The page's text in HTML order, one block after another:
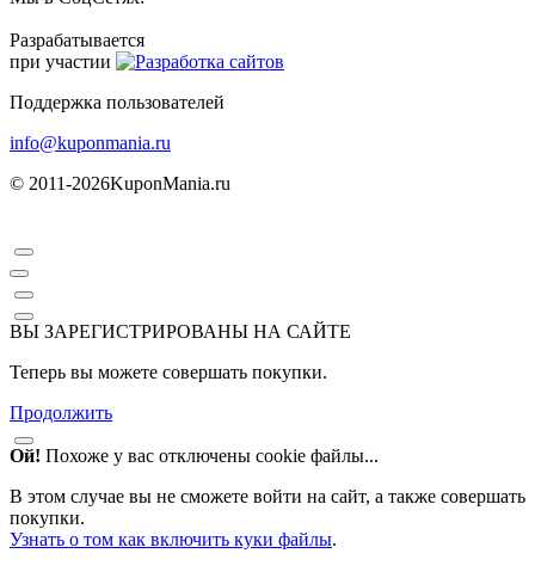
Разрабатывается
при участии
Поддержка пользователей
info@kuponmania.ru
© 2011-2026KuponMania.ru
ВЫ ЗАРЕГИСТРИРОВАНЫ НА САЙТЕ
Теперь вы можете совершать покупки.
Продолжить
Ой! Похоже у вас отключены cookie файлы...
В этом случае вы не сможете войти на сайт, а также совершать
покупки.
Узнать о том как включить куки файлы.